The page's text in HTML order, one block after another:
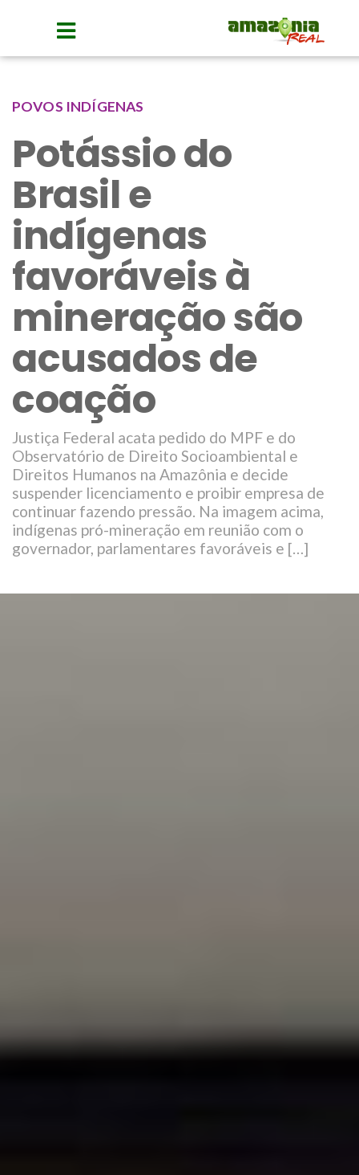
POVOS INDÍGENAS
Potássio do
Brasil e
indígenas
favoráveis à
mineração são
acusados de
coação
Justiça Federal acata pedido do MPF e do
Observatório de Direito Socioambiental e
Direitos Humanos na Amazônia e decide
suspender licenciamento e proibir empresa de
continuar fazendo pressão. Na imagem acima,
indígenas pró-mineração em reunião com o
governador, parlamentares favoráveis e […]